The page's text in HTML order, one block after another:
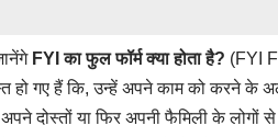
FYI का फुल फॉर्म क्या होता है? (FYI
हो गए हैं कि, उन्हें अपने काम को करने के
दोस्तों या फिर अपनी फैमिली के लोगों